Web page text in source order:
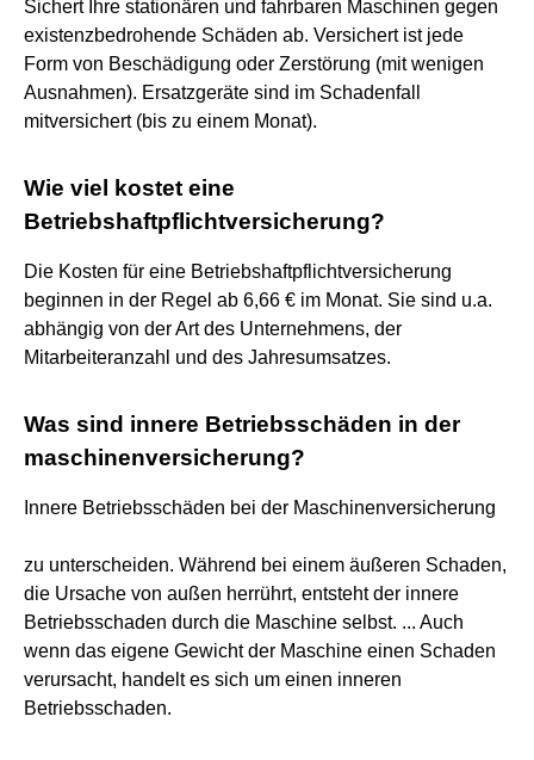
Sichert Ihre stationären und fahrbaren Maschinen gegen
existenzbedrohende Schäden ab. Versichert ist jede
Form von Beschädigung oder Zerstörung (mit wenigen
Ausnahmen). Ersatzgeräte sind im Schadenfall
mitversichert (bis zu einem Monat).
Wie viel kostet eine
Betriebshaftpflichtversicherung?
Die Kosten für eine Betriebshaftpflichtversicherung
beginnen in der Regel ab 6,66 € im Monat. Sie sind u.a.
abhängig von der Art des Unternehmens, der
Mitarbeiteranzahl und des Jahresumsatzes.
Was sind innere Betriebsschäden in der
maschinenversicherung?
Innere Betriebsschäden bei der Maschinenversicherung
zu unterscheiden. Während bei einem äußeren Schaden,
die Ursache von außen herrührt, entsteht der innere
Betriebsschaden durch die Maschine selbst. ... Auch
wenn das eigene Gewicht der Maschine einen Schaden
verursacht, handelt es sich um einen inneren
Betriebsschaden.